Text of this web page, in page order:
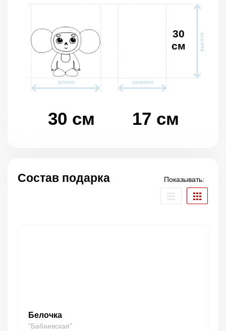
30 см 17 см
30
см
Состав подарка Показывать:
Белочка
"Бабаевская"